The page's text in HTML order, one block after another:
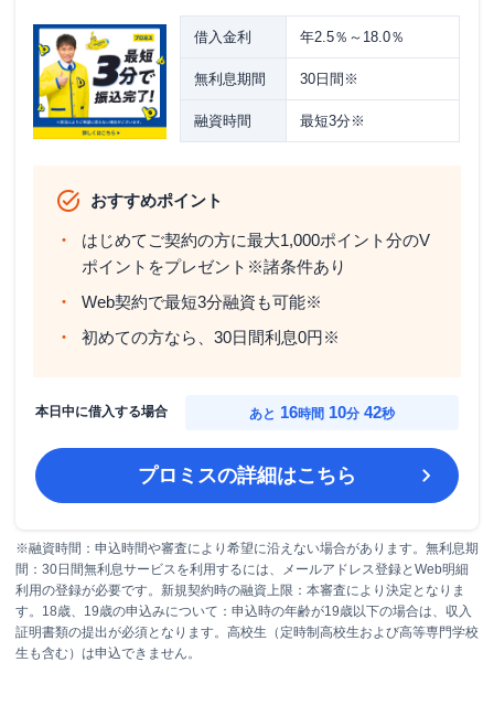
借入金利 年2.5％～18.0％
無利息期間 30日間※
融資時間 最短3分※
おすすめポイント
はじめてご契約の方に最大1,000ポイント分のV
ポイントをプレゼント※諸条件あり
Web契約で最短3分融資も可能※
初めての方なら、30日間利息0円※
本日中に借入する場合 あと 16時間 10分 41秒
プロミスの詳細はこちら
※融資時間：申込時間や審査により希望に沿えない場合があります。無利息期
間：30日間無利息サービスを利用するには、メールアドレス登録とWeb明細
利用の登録が必要です。新規契約時の融資上限：本審査により決定となりま
す。18歳、19歳の申込みについて：申込時の年齢が19歳以下の場合は、収入
証明書類の提出が必須となります。高校生（定時制高校生および高等専門学校
生も含む）は申込できません。